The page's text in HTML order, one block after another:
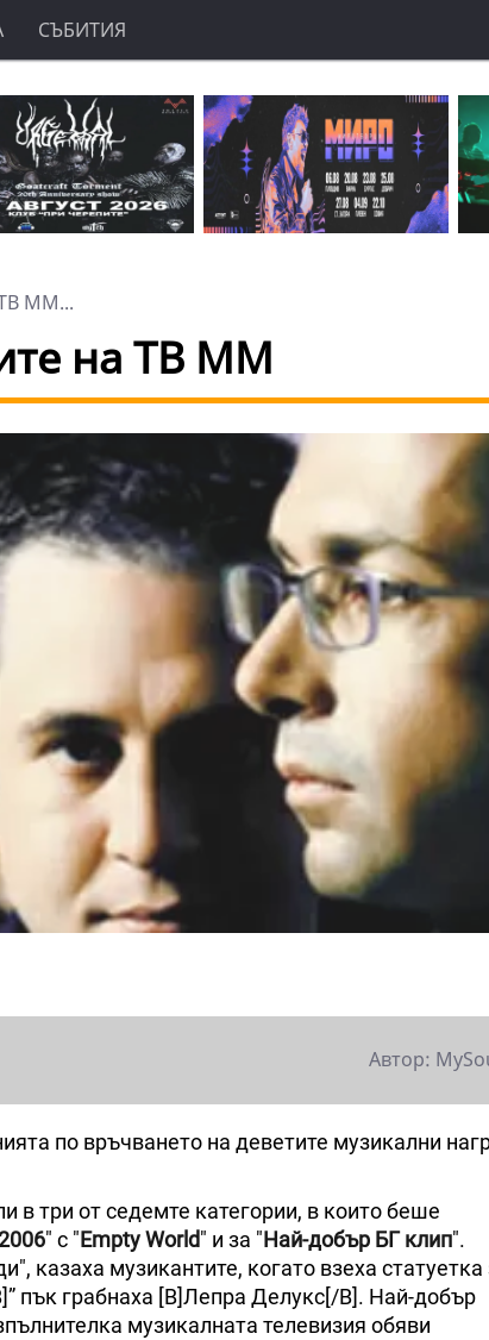
СЪБИТИЯ
ТВ ММ...
на ТВ ММ
Автор:
по връчването на деветите музикални
в три от седемте категории, в които беше
" с "Empty World" и за "Най-добър БГ клип".
казаха музикантите, когато взеха статуетка
пък грабнаха [B]Лепра Делукс[/B]. Най-добър
музикалната телевизия обяви